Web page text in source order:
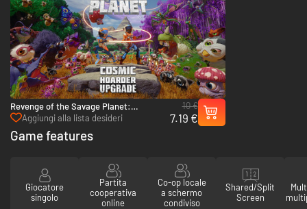
Revenge of the Savage Planet:
Aggiornamento Collezionista Cosmico -
PC (Steam)
Aggiungi alla lista desideri
10 €
7.19 €
Game features
Giocatore
singolo
Partita
cooperativa
online
Co-op locale
a schermo
condiviso
Shared/Split
Screen